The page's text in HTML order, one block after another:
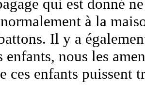
qui est donné
à la
Il y a
enfants, nous les
ces enfants puissent